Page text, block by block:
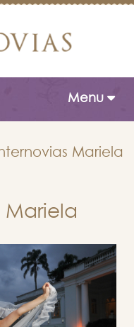
Toggle
Menu
Mariela
Mariela